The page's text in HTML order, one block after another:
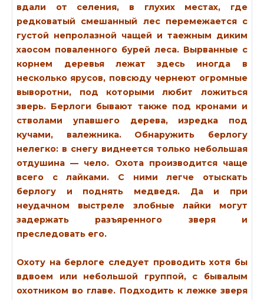
вдали от селения, в глухих местах, где
редковатый смешанный лес перемежается с
густой непролазной чащей и таежным диким
хаосом поваленного бурей леса. Вырванные с
корнем деревья лежат здесь иногда в
несколько ярусов, повсюду чернеют огромные
выворотни, под которыми любит ложиться
зверь. Берлоги бывают также под кронами и
стволами упавшего дерева, изредка под
кучами, валежника. Обнаружить берлогу
нелегко: в снегу виднеется только небольшая
отдушина — чело. Охота производится чаще
всего с лайками. С ними легче отыскать
берлогу и поднять медведя. Да и при
неудачном выстреле злобные лайки могут
задержать разъяренного зверя и
преследовать его.
Охоту на берлоге следует проводить хотя бы
вдвоем или небольшой группой, с бывалым
охотником во главе. Подходить к лежке зверя